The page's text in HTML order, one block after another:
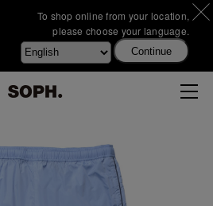
To shop online from your location,
please choose your language.
Continue